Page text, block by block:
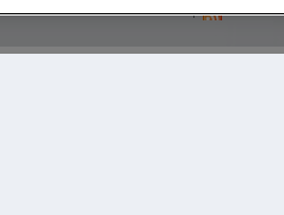
Inicio RSS